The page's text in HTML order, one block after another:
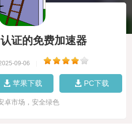
证的免费加速器
09-06
苹果下载 PC下载
卓市场，安全绿色